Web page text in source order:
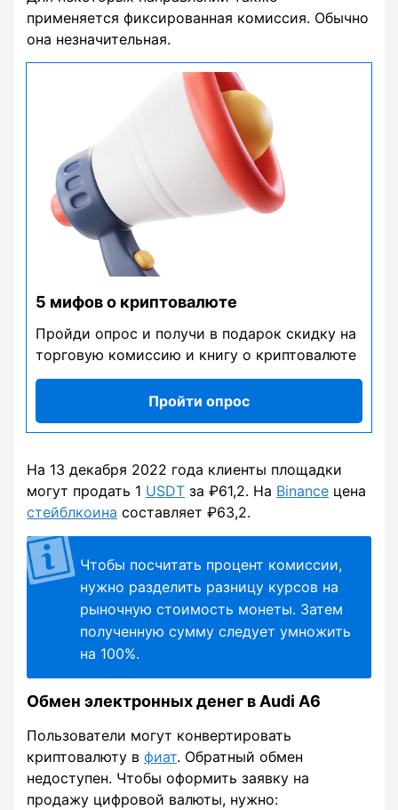
применяется фиксированная комиссия. Обычно
она незначительная.
5 мифов о криптовалюте
Пройди опрос и получи в подарок скидку на
торговую комиссию и книгу о криптовалюте
Пройти опрос
На 13 декабря 2022 года клиенты площадки
могут продать 1 USDT за ₽61,2. На Binance цена
стейблкоина составляет ₽63,2.
Чтобы посчитать процент комиссии,
нужно разделить разницу курсов на
рыночную стоимость монеты. Затем
полученную сумму следует умножить
на 100%.
Обмен электронных денег в Audi A6
Пользователи могут конвертировать
криптовалюту в фиат. Обратный обмен
недоступен. Чтобы оформить заявку на
продажу цифровой валюты, нужно: